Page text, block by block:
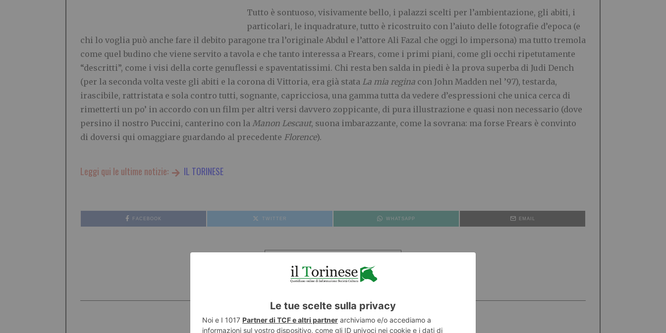
Tutto è sontuoso, visivamente bello, i palazzi scelti per l’ambientazione, gli abiti, i
particolari, le inquadrature, tutto è ricostruito con l’aiuto delle fotografie d’epoca (e
chi lo voglia può anche fare il debito paragone tra l’originale Abdul e l’attore Ali Fazal che oggi lo impersona) ma tutto tremola
come quel budino che viene servito a tavola e che tanto interessa a Frears, come i primi piani, come gli occhi ripetutamente
“descritti”, come i visi della corte genuflessi e spaventatissimi. Chi resta ben salda in piedi è la prova superba di Judi Dench
(per la seconda volta veste gli abiti e la corona di Vittoria, era già stata La mia regina con John Madden nel ’97), testarda,
irascibile, rattristata e sola contro tutti, sognante, capricciosa, una gamma tutta da vedere d’espressioni che unica cerca di
rimetterti un po’ in accordo con un film per altri versi davvero zoppicante, di pura illustrazione e quasi non necessario (dove
persino il nostro Puccini, canterino con la Manon Lescaut, suona imbarazzante, come la sovrana: ma forse Frears è convinto
di doversi qui omaggiare guardando al precedente Florence).
Leggi qui le ultime notizie: IL TORINESE
FACEBOOK TWITTER WHATSAPP EMAIL
POTREBBE INTERESSARTI...